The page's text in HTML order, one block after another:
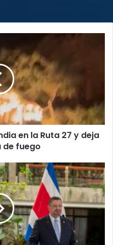
en la Ruta 27 y deja
de fuego